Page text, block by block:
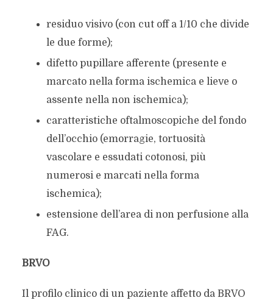
residuo visivo (con cut off a 1/10 che divide
le due forme);
difetto pupillare afferente (presente e
marcato nella forma ischemica e lieve o
assente nella non ischemica);
caratteristiche oftalmoscopiche del fondo
dell’occhio (emorragie, tortuosità
vascolare e essudati cotonosi, più
numerosi e marcati nella forma
ischemica);
estensione dell’area di non perfusione alla
FAG.
BRVO
Il profilo clinico di un paziente affetto da BRVO